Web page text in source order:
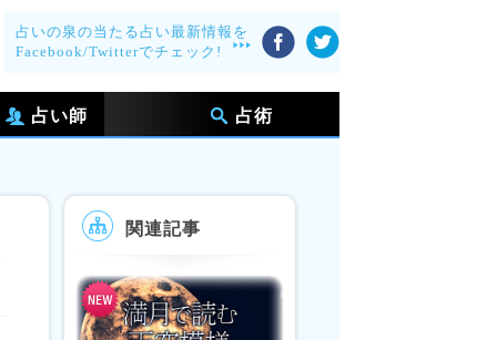
占いの泉の当たる占い最新情報を
Facebook/Twitterでチェック!
占い師 占術
関連記事